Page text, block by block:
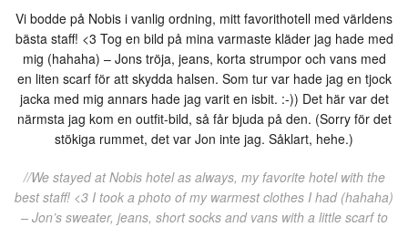
Vi bodde på Nobis i vanlig ordning, mitt favorithotell med världens
bästa staff! <3 Tog en bild på mina varmaste kläder jag hade med
mig (hahaha) – Jons tröja, jeans, korta strumpor och vans med
en liten scarf för att skydda halsen. Som tur var hade jag en tjock
jacka med mig annars hade jag varit en isbit. :-)) Det här var det
närmsta jag kom en outfit-bild, så får bjuda på den. (Sorry för det
stökiga rummet, det var Jon inte jag. Såklart, hehe.)
//We stayed at Nobis hotel as always, my favorite hotel with the
best staff! <3 I took a photo of my warmest clothes I had (hahaha)
– Jon’s sweater, jeans, short socks and vans with a little scarf to